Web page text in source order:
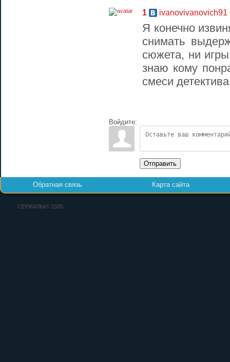
1 ivanovivanovich91
Я конечно
снимать
сюжета, ни
знаю кому
смеси
Войдите:
Отправить
Обратная связь Карта сайта
СЕРИАЛЫ© 2026